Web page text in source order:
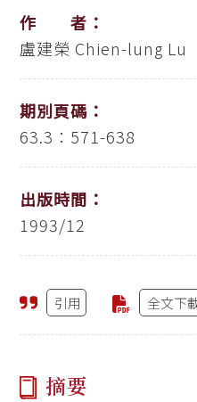
作 者：
盧建榮 Chien-lung Lu
期別頁碼：
63.3：571-638
出版時間：
1993/12
引用 全文下
摘要